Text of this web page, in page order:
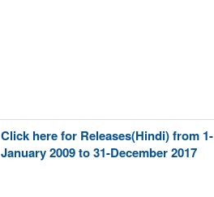
Click here for Releases(Hindi) from 1-
January 2009 to 31-December 2017